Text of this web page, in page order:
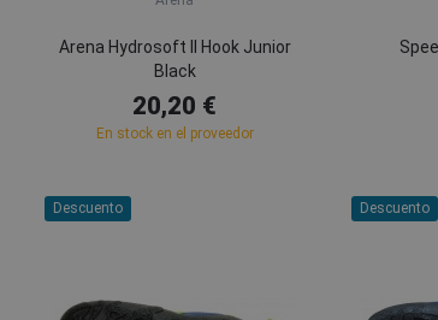
Arena Hydrosoft II Hook Junior
Black
20,20 €
En stock en el proveedor
Descuento Descuento